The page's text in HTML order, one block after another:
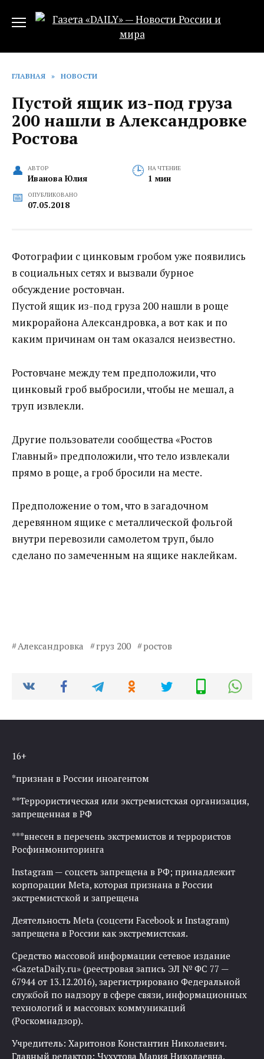
ГЛАВНАЯ » НОВОСТИ
Пустой ящик из-под груза
200 нашли в Александровке
Ростова
АВТОР
Иванова Юлия
НА ЧТЕНИЕ
1 мин
ОПУБЛИКОВАНО
07.05.2018
Фотографии с цинковым гробом уже появились
в социальных сетях и вызвали бурное
обсуждение ростовчан.
Пустой ящик из-под груза 200 нашли в роще
микрорайона Александровка, а вот как и по
каким причинам он там оказался неизвестно.
Ростовчане между тем предположили, что
цинковый гроб выбросили, чтобы не мешал, а
труп извлекли.
Другие пользователи сообщества «Ростов
Главный» предположили, что тело извлекали
прямо в роще, а гроб бросили на месте.
Предположение о том, что в загадочном
деревянном ящике с металлической фольгой
внутри перевозили самолетом труп, было
сделано по замеченным на ящике наклейкам.
Александровка груз 200 ростов
16+
*признан в России иноагентом
**Террористическая или экстремистская организация,
запрещенная в РФ
***внесен в перечень экстремистов и террористов
Росфинмониторинга
Instagram — соцсеть запрещена в РФ; принадлежит
корпорации Meta, которая признана в России
экстремистской и запрещена
Деятельность Meta (соцсети Facebook и Instagram)
запрещена в России как экстремистская.
Средство массовой информации сетевое издание
«GazetaDaily.ru» (реестровая запись ЭЛ № ФС 77 —
67944 от 13.12.2016), зарегистрировано Федеральной
службой по надзору в сфере связи, информационных
технологий и массовых коммуникаций
(Роскомнадзор).
Учредитель: Харитонов Константин Николаевич.
Главный редактор: Чухутова Мария Николаевна.